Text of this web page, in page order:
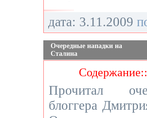
дата: 3.11.2009
Очередные нападки на
Сталина
Прочитал
блоггера